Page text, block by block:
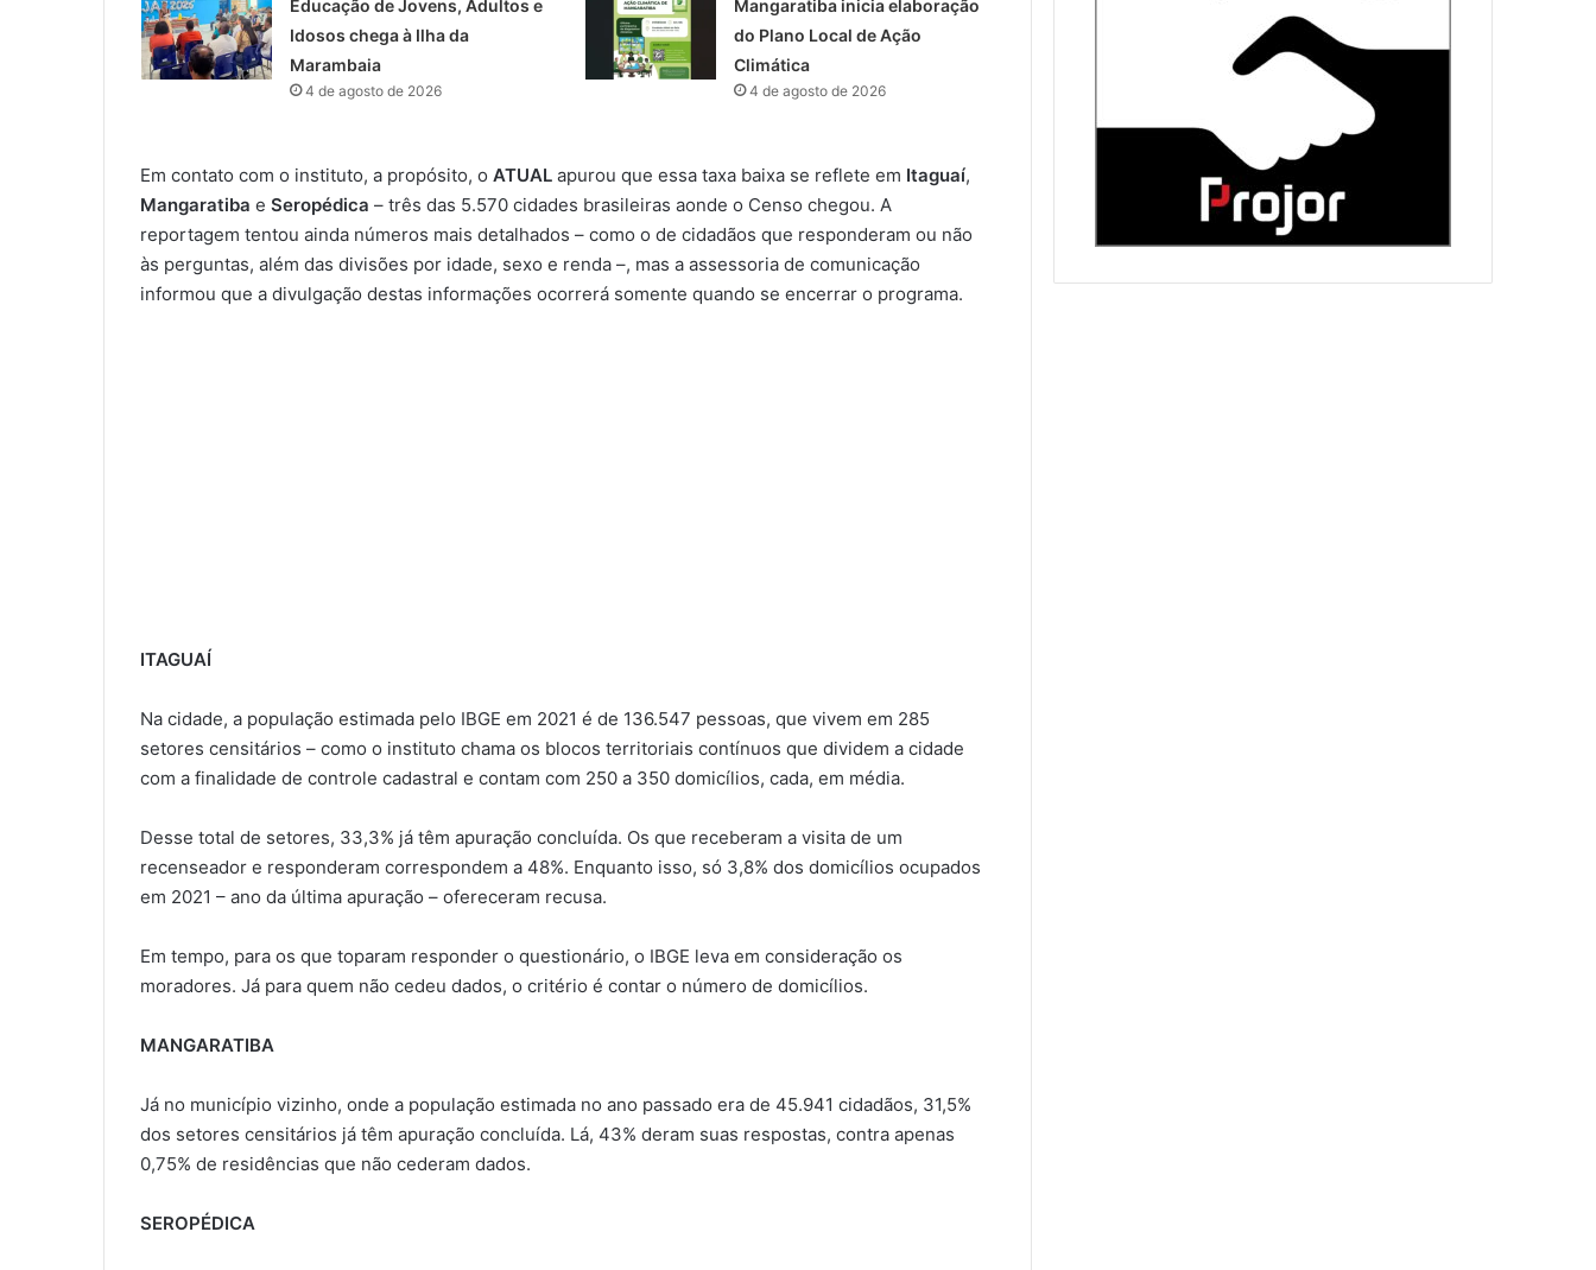
Educação de Jovens, Adultos e
Idosos chega à Ilha da
Marambaia
4 de agosto de 2026
Mangaratiba inicia elaboração
do Plano Local de Ação
Climática
4 de agosto de 2026
Em contato com o instituto, a propósito, o ATUAL apurou que essa taxa baixa se reflete em Itaguaí,
Mangaratiba e Seropédica – três das 5.570 cidades brasileiras aonde o Censo chegou. A
reportagem tentou ainda números mais detalhados – como o de cidadãos que responderam ou não
às perguntas, além das divisões por idade, sexo e renda –, mas a assessoria de comunicação
informou que a divulgação destas informações ocorrerá somente quando se encerrar o programa.
ITAGUAÍ
Na cidade, a população estimada pelo IBGE em 2021 é de 136.547 pessoas, que vivem em 285
setores censitários – como o instituto chama os blocos territoriais contínuos que dividem a cidade
com a finalidade de controle cadastral e contam com 250 a 350 domicílios, cada, em média.
Desse total de setores, 33,3% já têm apuração concluída. Os que receberam a visita de um
recenseador e responderam correspondem a 48%. Enquanto isso, só 3,8% dos domicílios ocupados
em 2021 – ano da última apuração – ofereceram recusa.
Em tempo, para os que toparam responder o questionário, o IBGE leva em consideração os
moradores. Já para quem não cedeu dados, o critério é contar o número de domicílios.
MANGARATIBA
Já no município vizinho, onde a população estimada no ano passado era de 45.941 cidadãos, 31,5%
dos setores censitários já têm apuração concluída. Lá, 43% deram suas respostas, contra apenas
0,75% de residências que não cederam dados.
SEROPÉDICA